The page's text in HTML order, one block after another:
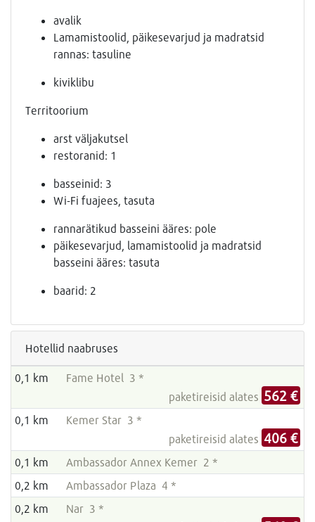
avalik
Lamamistoolid, päikesevarjud ja madratsid
rannas: tasuline
kiviklibu
Territoorium
arst väljakutsel
restoranid: 1
basseinid: 3
Wi-Fi fuajees, tasuta
rannarätikud basseini ääres: pole
päikesevarjud, lamamistoolid ja madratsid
basseini ääres: tasuta
baarid: 2
Hotellid naabruses
0,1 km
Fame Hotel 3 *
paketireisid alates 562 €
0,1 km
Kemer Star 3 *
paketireisid alates 406 €
0,1 km
Ambassador Annex Kemer 2 *
0,2 km
Ambassador Plaza 4 *
0,2 km
Nar 3 *